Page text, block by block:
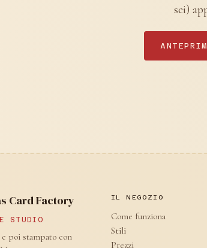
sei)
Card Factory
STUDIO
poi stampato con
IL NEGOZIO
Come funziona
Stili
Prezzi